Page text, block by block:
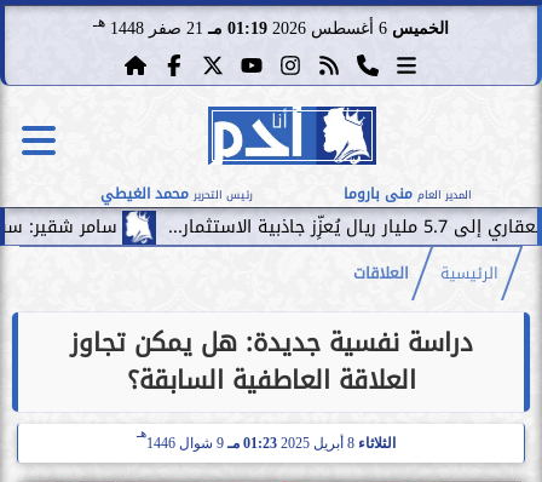
الخميس 01:19 مـ 21 صفر 1448 هـ
المدير العام منى باروما رئيس التحرير محمد الغيطي
سامر شقير: سقوط صفقة
الرئيسية العلاقات
دراسة نفسية جديدة: هل يمكن تجاوز
العلاقة العاطفية السابقة؟
الثلاثاء 01:23 مـ 9 شوال 1446
هـ